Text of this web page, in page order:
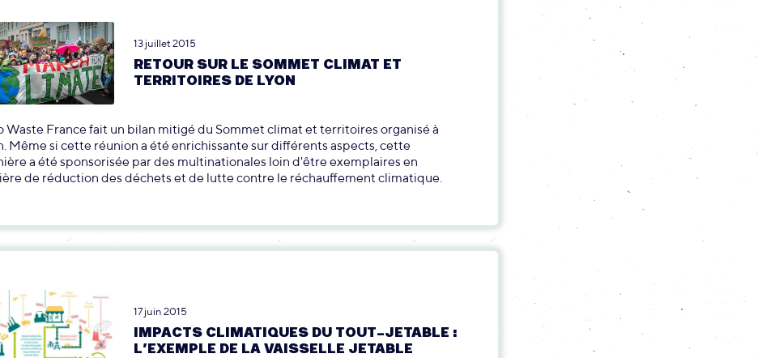
13 juillet 2015
RETOUR SUR LE SOMMET CLIMAT ET
TERRITOIRES DE LYON
Waste France fait un bilan mitigé du Sommet climat et territoires organisé à
Même si cette réunion a été enrichissante sur différents aspects, cette
a été sponsorisée par des multinationales loin d'être exemplaires en
de réduction des déchets et de lutte contre le réchauffement climatique.
17 juin 2015
IMPACTS CLIMATIQUES DU TOUT-JETABLE :
L’EXEMPLE DE LA VAISSELLE JETABLE